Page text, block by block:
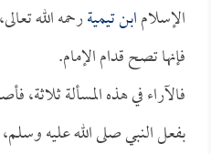
الإسلامابن تيميةرحمه الله
فإنها تصح قدام الإمام.
فالآراء في هذه المسألة ثلاثة،
بفعل النبي صلى الله عليه